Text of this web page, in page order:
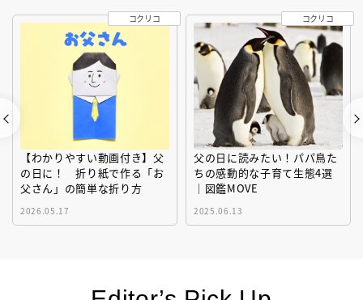
【わかりやすい動画付き】父
の日に！ 折り紙で作る「お
父さん」の簡単な折り方
2026.05.17
コクリコ
父の日に読みたい！パパ鳥た
ちの感動的な子育て生態4選
｜図鑑MOVE
2025.06.13
コクリコ